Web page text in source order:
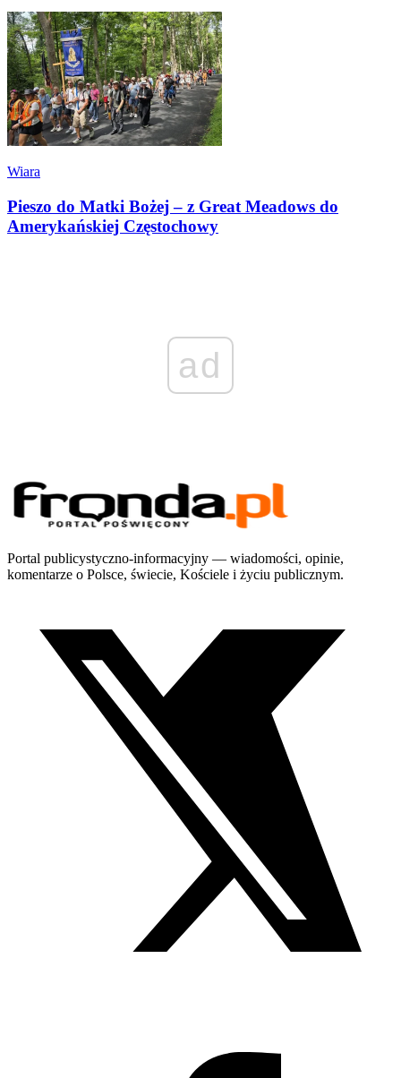
Wiara
Pieszo do Matki Bożej – z Great Meadows do
Amerykańskiej Częstochowy
ad
Portal publicystyczno-informacyjny — wiadomości, opinie,
komentarze o Polsce, świecie, Kościele i życiu publicznym.